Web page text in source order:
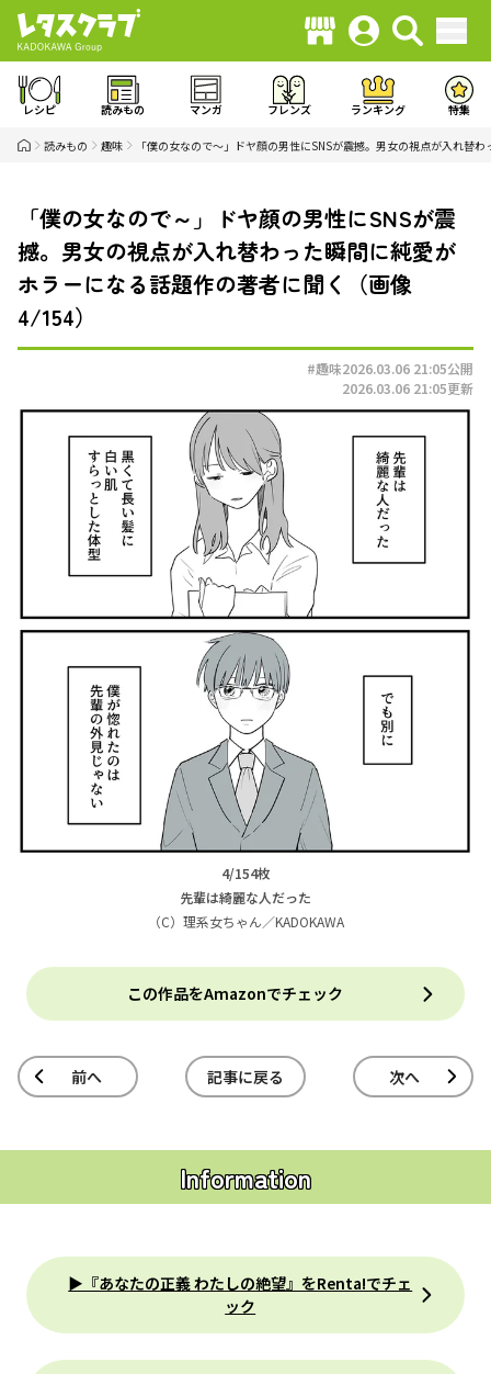
レシピ 読みもの マンガ フレンズ ランキング 特集
読みもの 趣味 「僕の女なので～」ドヤ顔の男性にSNSが震撼。男女の視点が入れ替
「僕の女なので～」ドヤ顔の男性にSNSが震
撼。男女の視点が入れ替わった瞬間に純愛が
ホラーになる話題作の著者に聞く（画像
4/154）
#趣味2026.03.06 21:05公開
2026.03.06 21:05更新
4/154枚
先輩は綺麗な人だった
（C）理系女ちゃん／KADOKAWA
この作品をAmazonでチェック
前へ 記事に戻る 次へ
Information
▶『あなたの正義 わたしの絶望』をRenta!でチェ
ック